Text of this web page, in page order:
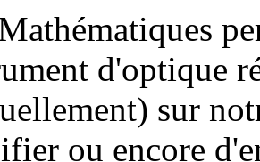
d'optique
sur
ou encore